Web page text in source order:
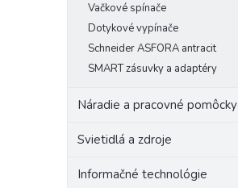
Vačkové spínače
Dotykové vypínače
Schneider ASFORA antracit
SMART zásuvky a adaptéry
Náradie a pracovné pomôcky
Svietidlá a zdroje
Informačné technológie